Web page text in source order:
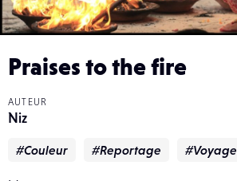
Praises to the fire
AUTEUR
Niz
#Couleur #Reportage #Voyage